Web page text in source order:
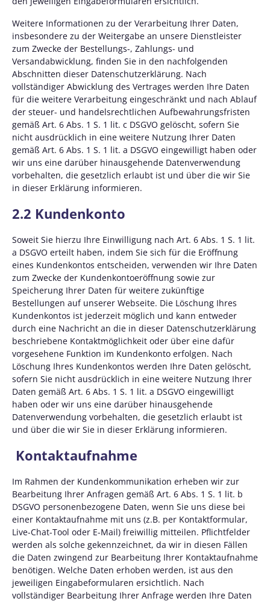
Weitere Informationen zu der Verarbeitung Ihrer Daten,
insbesondere zu der Weitergabe an unsere Dienstleister
zum Zwecke der Bestellungs-, Zahlungs- und
Versandabwicklung, finden Sie in den nachfolgenden
Abschnitten dieser Datenschutzerklärung. Nach
vollständiger Abwicklung des Vertrages werden Ihre Daten
für die weitere Verarbeitung eingeschränkt und nach Ablauf
der steuer- und handelsrechtlichen Aufbewahrungsfristen
gemäß Art. 6 Abs. 1 S. 1 lit. c DSGVO gelöscht, sofern Sie
nicht ausdrücklich in eine weitere Nutzung Ihrer Daten
gemäß Art. 6 Abs. 1 S. 1 lit. a DSGVO eingewilligt haben oder
wir uns eine darüber hinausgehende Datenverwendung
vorbehalten, die gesetzlich erlaubt ist und über die wir Sie
in dieser Erklärung informieren.
2.2 Kundenkonto
Soweit Sie hierzu Ihre Einwilligung nach Art. 6 Abs. 1 S. 1 lit.
a DSGVO erteilt haben, indem Sie sich für die Eröffnung
eines Kundenkontos entscheiden, verwenden wir Ihre Daten
zum Zwecke der Kundenkontoeröffnung sowie zur
Speicherung Ihrer Daten für weitere zukünftige
Bestellungen auf unserer Webseite. Die Löschung Ihres
Kundenkontos ist jederzeit möglich und kann entweder
durch eine Nachricht an die in dieser Datenschutzerklärung
beschriebene Kontaktmöglichkeit oder über eine dafür
vorgesehene Funktion im Kundenkonto erfolgen. Nach
Löschung Ihres Kundenkontos werden Ihre Daten gelöscht,
sofern Sie nicht ausdrücklich in eine weitere Nutzung Ihrer
Daten gemäß Art. 6 Abs. 1 S. 1 lit. a DSGVO eingewilligt
haben oder wir uns eine darüber hinausgehende
Datenverwendung vorbehalten, die gesetzlich erlaubt ist
und über die wir Sie in dieser Erklärung informieren.
Kontaktaufnahme
Im Rahmen der Kundenkommunikation erheben wir zur
Bearbeitung Ihrer Anfragen gemäß Art. 6 Abs. 1 S. 1 lit. b
DSGVO personenbezogene Daten, wenn Sie uns diese bei
einer Kontaktaufnahme mit uns (z.B. per Kontaktformular,
Live-Chat-Tool oder E-Mail) freiwillig mitteilen. Pflichtfelder
werden als solche gekennzeichnet, da wir in diesen Fällen
die Daten zwingend zur Bearbeitung Ihrer Kontaktaufnahme
benötigen. Welche Daten erhoben werden, ist aus den
jeweiligen Eingabeformularen ersichtlich. Nach
vollständiger Bearbeitung Ihrer Anfrage werden Ihre Daten